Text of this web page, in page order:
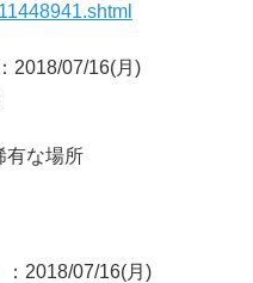
：2018/07/16(月)
有な場所
：2018/07/16(月)